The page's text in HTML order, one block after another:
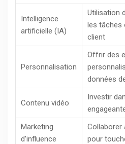
Intelligence
artificielle (IA)
Utilisation
les tâches
client
Personnalisation
Offrir des
données
Contenu vidéo
Investir
Marketing
d’influence
Collaborer
pour